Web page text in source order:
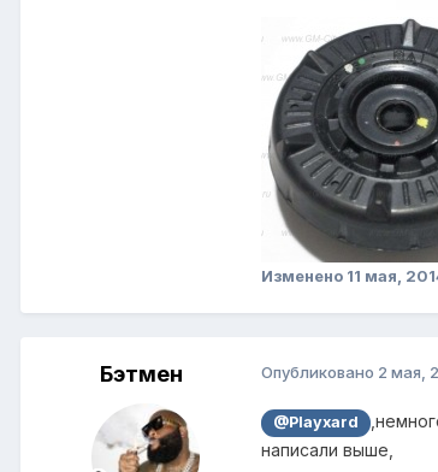
Изменено 11 мая,
Бэтмен Опубликовано 2 мая,
@Playxard
написали выше,